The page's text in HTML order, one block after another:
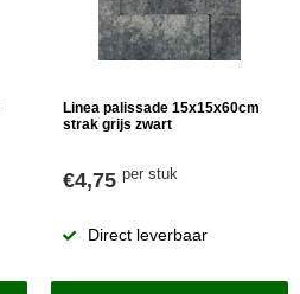
Linea palissade 15x15x60cm
strak grijs zwart
€4,75per stuk
Direct leverbaar